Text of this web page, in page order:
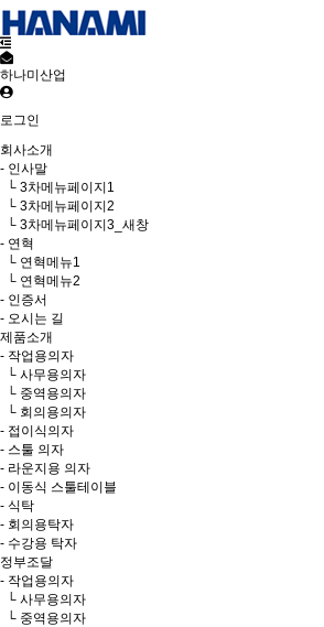
하나미산업
로그인
회사소개
- 인사말
└ 3차메뉴페이지1
└ 3차메뉴페이지2
└ 3차메뉴페이지3_새창
- 연혁
└ 연혁메뉴1
└ 연혁메뉴2
- 인증서
- 오시는 길
제품소개
- 작업용의자
└ 사무용의자
└ 중역용의자
└ 회의용의자
- 접이식의자
- 스툴 의자
- 라운지용 의자
- 이동식 스툴테이블
- 식탁
- 회의용탁자
- 수강용 탁자
정부조달
- 작업용의자
└ 사무용의자
└ 중역용의자